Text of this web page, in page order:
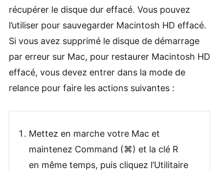
récupérer le disque dur effacé. Vous pouvez
l’utiliser pour sauvegarder Macintosh HD effacé.
Si vous avez supprimé le disque de démarrage
par erreur sur Mac, pour restaurer Macintosh HD
effacé, vous devez entrer dans la mode de
relance pour faire les actions suivantes :
Mettez en marche votre Mac et
maintenez Command (⌘) et la clé R
en même temps, puis cliquez l’Utilitaire